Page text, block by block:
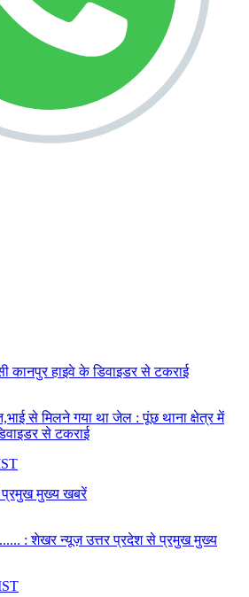
से मिलने गया था जेल : पूंछ थाना क्षेत्र में
से टकराई
: शेखर न्यूज़ उत्तर प्रदेश से प्रमुख मुख्य